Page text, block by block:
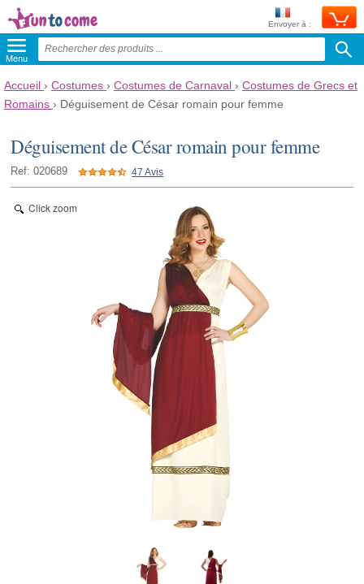
Envoyer à :
Menu
Accueil › Costumes › Costumes de Carnaval › Costumes de Grecs et
Romains › Déguisement de César romain pour femme
Déguisement de César romain pour femme
Ref: 020689 47 Avis
Click zoom